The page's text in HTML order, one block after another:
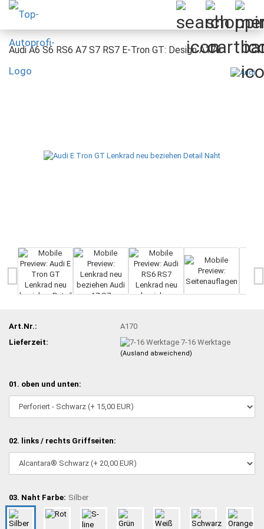
Audi A6 S6 RS6 A7 S7 RS7 E-Tron GT: Design A170
Art.Nr.:
A170
Lieferzeit:
7-16 Werktage
(Ausland abweichend)
01. oben und unten:
02. links / rechts Griffseiten:
03. Naht Farbe: Silber